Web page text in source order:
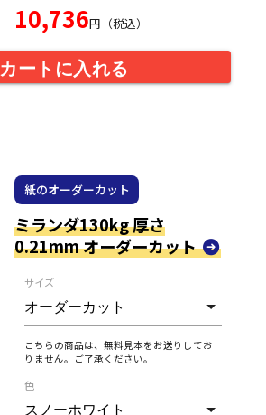
10,736円（税込）
カートに入れる
紙のオーダーカット
ミランダ130kg 厚さ
0.21mm オーダーカット
サイズ
こちらの商品は、無料見本をお送りしてお
りません。ご了承ください。
色